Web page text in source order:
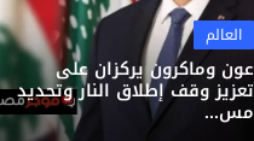
العالم
عون وماكرون يركزان على
تعزيز وقف إطلاق النار وتحديد
مس...